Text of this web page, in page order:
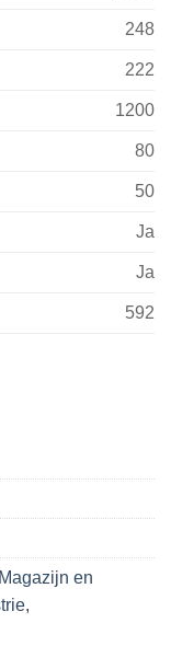
248
222
1200
80
50
Ja
Ja
592
Magazijn en
,